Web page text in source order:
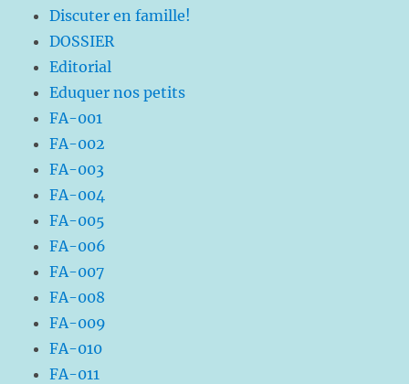
Discuter en famille!
DOSSIER
Editorial
Eduquer nos petits
FA-001
FA-002
FA-003
FA-004
FA-005
FA-006
FA-007
FA-008
FA-009
FA-010
FA-011